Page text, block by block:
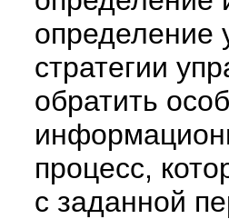
определение
стратегии
обратить
процесс,
с заданной